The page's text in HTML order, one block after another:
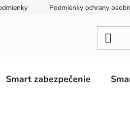
Podmienky ochrany
Smart zabezpečenie